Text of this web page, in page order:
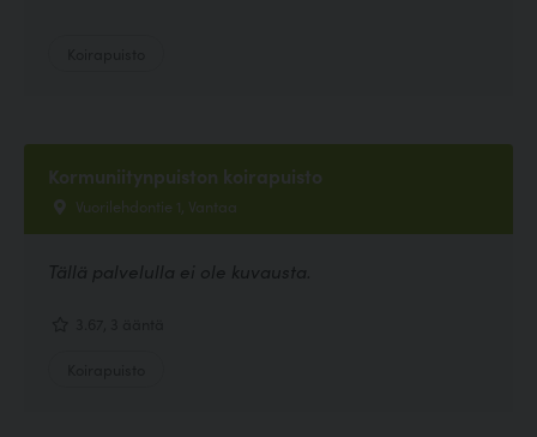
Kormuniitynpuiston koirapuisto
Vuorilehdontie 1, Vantaa
Tällä palvelulla ei ole kuvausta.